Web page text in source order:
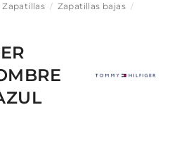
Zapatillas
Zapatillas bajas